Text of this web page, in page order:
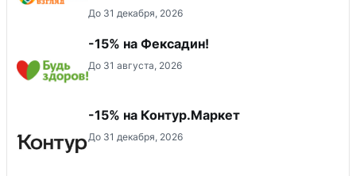
До 31 декабря, 2026
-15% на Фексадин!
До 31 августа, 2026
-15% на Контур.Маркет
До 31 декабря, 2026